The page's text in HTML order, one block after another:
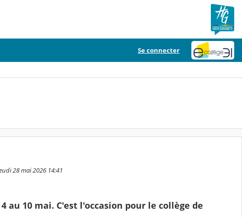
Se connecter
28 mai 2026 14:41
au 10 mai. C'est l'occasion pour le collège de